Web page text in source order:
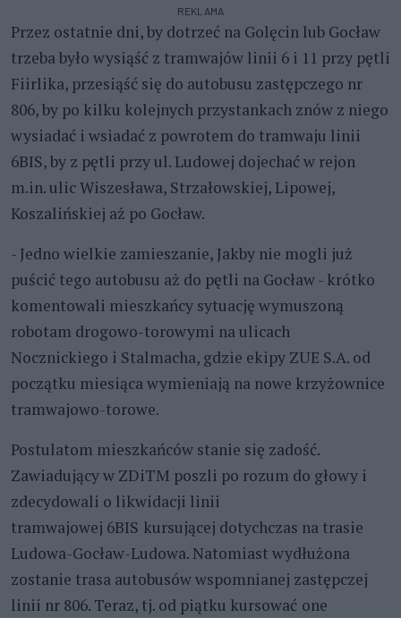
REKLAMA
Przez ostatnie dni, by dotrzeć na Golęcin lub Gocław
trzeba było wysiąść z tramwajów linii 6 i 11 przy pętli
Fiirlika, przesiąść się do autobusu zastępczego nr
806, by po kilku kolejnych przystankach znów z niego
wysiadać i wsiadać z powrotem do tramwaju linii
6BIS, by z pętli przy ul. Ludowej dojechać w rejon
m.in. ulic Wiszesława, Strzałowskiej, Lipowej,
Koszalińskiej aż po Gocław.
- Jedno wielkie zamieszanie, Jakby nie mogli już
puścić tego autobusu aż do pętli na Gocław - krótko
komentowali mieszkańcy sytuację wymuszoną
robotam drogowo-torowymi na ulicach
Nocznickiego i Stalmacha, gdzie ekipy ZUE S.A. od
początku miesiąca wymieniają na nowe krzyżownice
tramwajowo-torowe.
Postulatom mieszkańców stanie się zadość.
Zawiadujący w ZDiTM poszli po rozum do głowy i
zdecydowali o likwidacji linii
tramwajowej 6BIS kursującej dotychczas na trasie
Ludowa-Gocław-Ludowa. Natomiast wydłużona
zostanie trasa autobusów wspomnianej zastępczej
linii nr 806. Teraz, tj. od piątku kursować one